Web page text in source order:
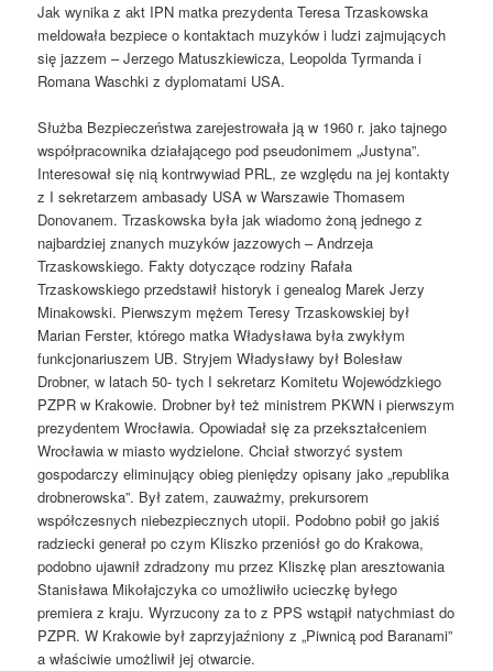
Jak wynika z akt IPN matka prezydenta Teresa Trzaskowska
meldowała bezpiece o kontaktach muzyków i ludzi zajmujących
się jazzem – Jerzego Matuszkiewicza, Leopolda Tyrmanda i
Romana Waschki z dyplomatami USA.
Służba Bezpieczeństwa zarejestrowała ją w 1960 r. jako tajnego
współpracownika działającego pod pseudonimem „Justyna”.
Interesował się nią kontrwywiad PRL, ze względu na jej kontakty
z I sekretarzem ambasady USA w Warszawie Thomasem
Donovanem. Trzaskowska była jak wiadomo żoną jednego z
najbardziej znanych muzyków jazzowych – Andrzeja
Trzaskowskiego. Fakty dotyczące rodziny Rafała
Trzaskowskiego przedstawił historyk i genealog Marek Jerzy
Minakowski. Pierwszym mężem Teresy Trzaskowskiej był
Marian Ferster, którego matka Władysława była zwykłym
funkcjonariuszem UB. Stryjem Władysławy był Bolesław
Drobner, w latach 50- tych I sekretarz Komitetu Wojewódzkiego
PZPR w Krakowie. Drobner był też ministrem PKWN i pierwszym
prezydentem Wrocławia. Opowiadał się za przekształceniem
Wrocławia w miasto wydzielone. Chciał stworzyć system
gospodarczy eliminujący obieg pieniędzy opisany jako „republika
drobnerowska”. Był zatem, zauważmy, prekursorem
współczesnych niebezpiecznych utopii. Podobno pobił go jakiś
radziecki generał po czym Kliszko przeniósł go do Krakowa,
podobno ujawnił zdradzony mu przez Kliszkę plan aresztowania
Stanisława Mikołajczyka co umożliwiło ucieczkę byłego
premiera z kraju. Wyrzucony za to z PPS wstąpił natychmiast do
PZPR. W Krakowie był zaprzyjaźniony z „Piwnicą pod Baranami”
a właściwie umożliwił jej otwarcie.